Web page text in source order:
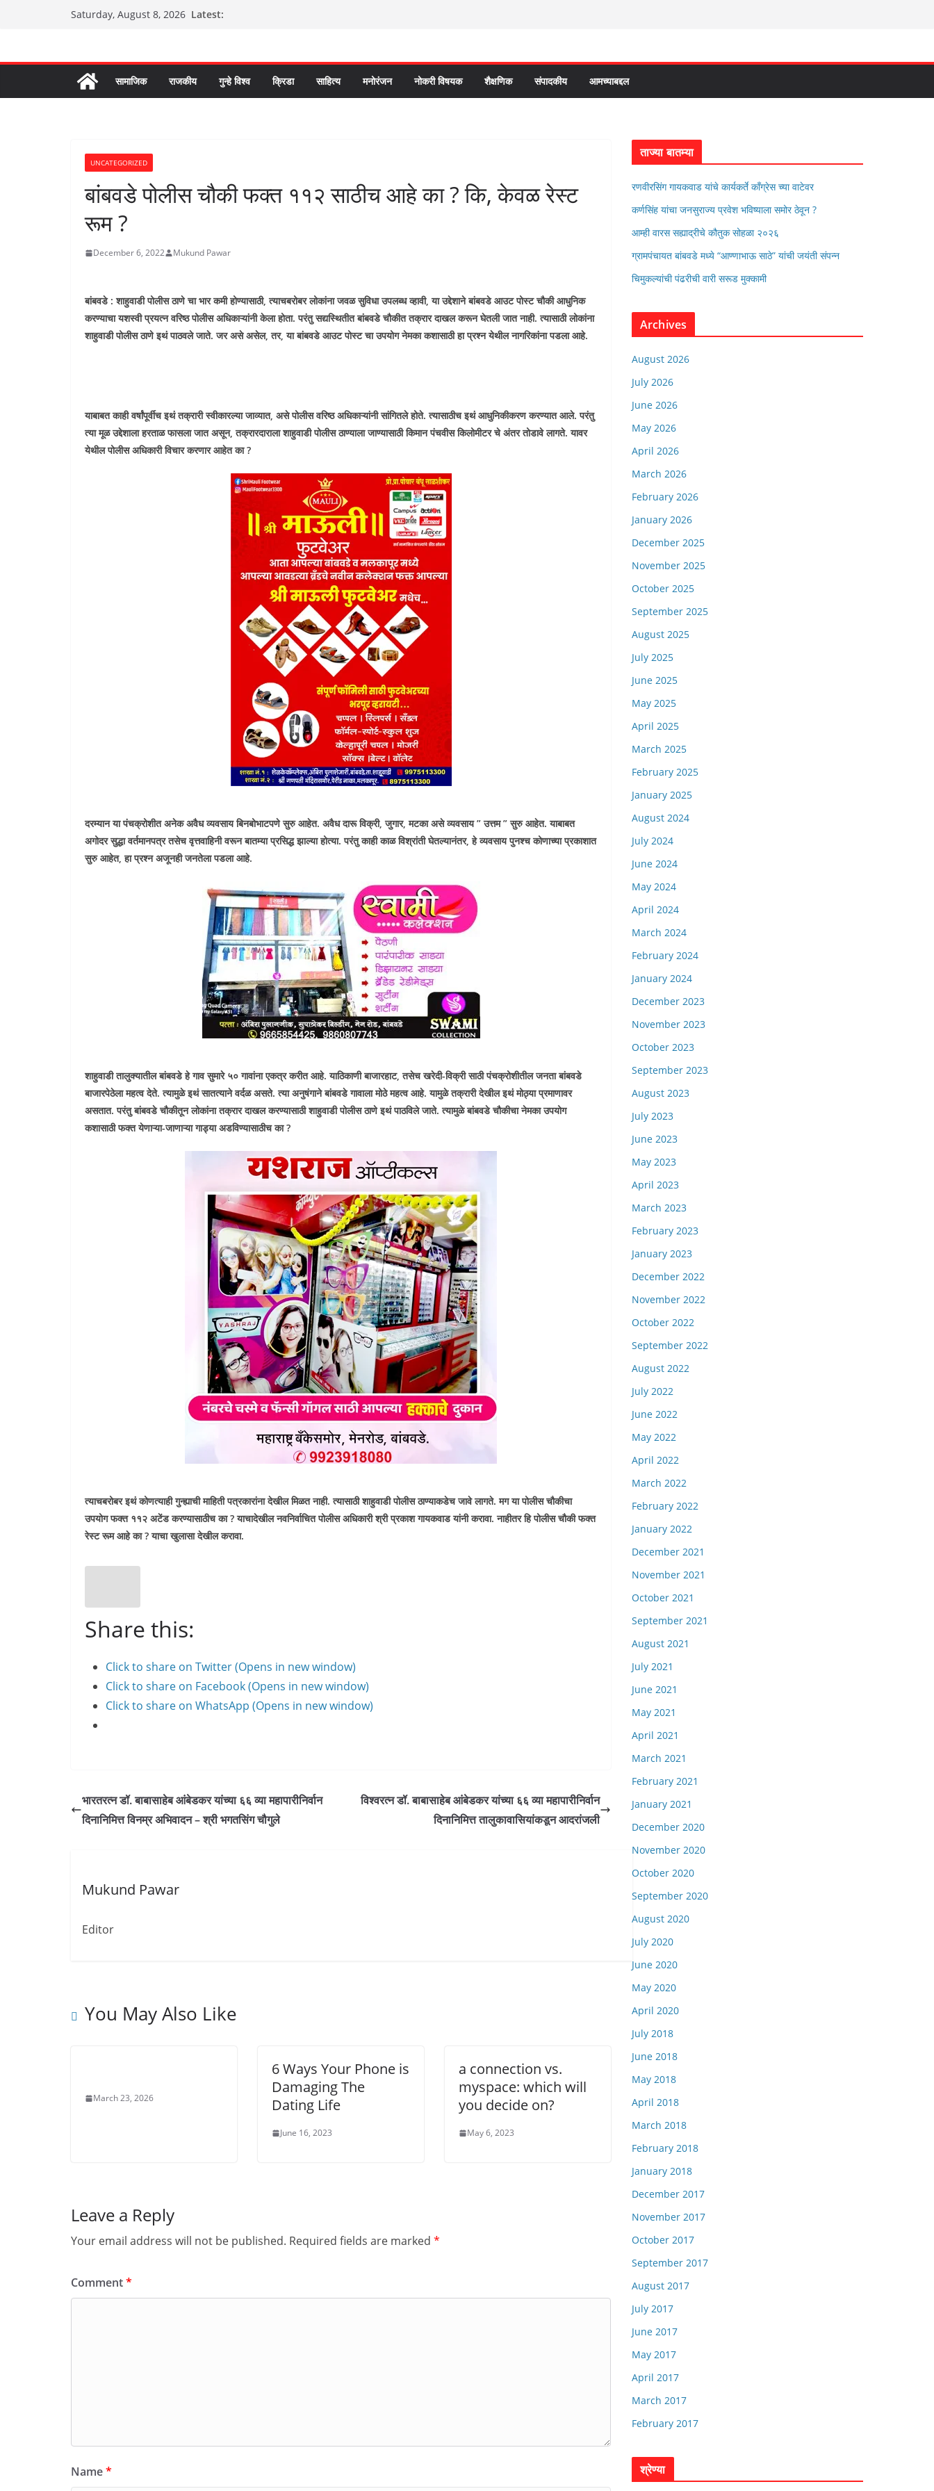
Saturday, August 8, 2026 Latest:
सामाजिक राजकीय गुन्हे विश्व क्रिडा साहित्य मनोरंजन नोकरी विषयक शैक्षणिक संपादकीय आमच्याबद्दल
UNCATEGORIZED
बांबवडे पोलीस चौकी फक्त ११२ साठीच आहे का ? कि, केवळ रेस्ट
रूम ?
December 6, 2022 Mukund Pawar
बांबवडे : शाहुवाडी पोलीस ठाणे चा भार कमी होण्यासाठी, त्याचबरोबर लोकांना जवळ सुविधा उपलब्ध व्हावी, या उद्देशाने बांबवडे आउट पोस्ट चौकी आधुनिक
करण्याचा यशस्वी प्रयत्न वरिष्ठ पोलीस अधिकाऱ्यांनी केला होता. परंतु सद्यस्थितीत बांबवडे चौकीत तक्रार दाखल करून घेतली जात नाही. त्यासाठी लोकांना
शाहुवाडी पोलीस ठाणे इथं पाठवले जाते. जर असे असेल, तर, या बांबवडे आउट पोस्ट चा उपयोग नेमका कशासाठी हा प्रश्न येथील नागरिकांना पडला आहे.
याबाबत काही वर्षांपूर्वीच इथं तक्रारी स्वीकारल्या जाव्यात, असे पोलीस वरिष्ठ अधिकाऱ्यांनी सांगितले होते. त्यासाठीच इथं आधुनिकीकरण करण्यात आले. परंतु
त्या मूळ उद्देशाला हरताळ फासला जात असून, तक्रारदाराला शाहुवाडी पोलीस ठाण्याला जाण्यासाठी किमान पंचवीस किलोमीटर चे अंतर तोडावे लागते. यावर
येथील पोलीस अधिकारी विचार करणार आहेत का ?
दरम्यान या पंचक्रोशीत अनेक अवैध व्यवसाय बिनबोभाटपणे सुरु आहेत. अवैध दारू विक्री, जुगार, मटका असे व्यवसाय ” उत्तम ” सुरु आहेत. याबाबत
अगोदर सुद्धा वर्तमानपत्र तसेच वृत्तवाहिनी वरून बातम्या प्रसिद्ध झाल्या होत्या. परंतु काही काळ विश्रांती घेतल्यानंतर, हे व्यवसाय पुनश्च कोणाच्या प्रकाशात
सुरु आहेत, हा प्रश्न अजूनही जनतेला पडला आहे.
शाहुवाडी तालुक्यातील बांबवडे हे गाव सुमारे ५० गावांना एकत्र करीत आहे. याठिकाणी बाजारहाट, तसेच खरेदी-विक्री साठी पंचक्रोशीतील जनता बांबवडे
बाजारपेठेला महत्व देते. त्यामुळे इथं सातत्याने वर्दळ असते. त्या अनुषंगाने बांबवडे गावाला मोठे महत्व आहे. यामुळे तक्रारी देखील इथं मोठ्या प्रमाणावर
असतात. परंतु बांबवडे चौकीतून लोकांना तक्रार दाखल करण्यासाठी शाहुवाडी पोलीस ठाणे इथं पाठविले जाते. त्यामुळे बांबवडे चौकीचा नेमका उपयोग
कशासाठी फक्त येणाऱ्या-जाणाऱ्या गाड्या अडविण्यासाठीच का ?
त्याचबरोबर इथं कोणत्याही गुन्ह्याची माहिती पत्रकारांना देखील मिळत नाही. त्यासाठी शाहुवाडी पोलीस ठाण्याकडेच जावे लागते. मग या पोलीस चौकीचा
उपयोग फक्त ११२ अटेंड करण्यासाठीच का ? याचादेखील नवनिर्वाचित पोलीस अधिकारी श्री प्रकाश गायकवाड यांनी करावा. नाहीतर हि पोलीस चौकी फक्त
रेस्ट रूम आहे का ? याचा खुलासा देखील करावा.
Share this:
Click to share on Twitter (Opens in new window)
Click to share on Facebook (Opens in new window)
Click to share on WhatsApp (Opens in new window)
भारतरत्न डॉ. बाबासाहेब आंबेडकर यांच्या ६६ व्या महापारीनिर्वान
दिनानिमित्त विनम्र अभिवादन – श्री भगतसिंग चौगुले
विश्वरत्न डॉ. बाबासाहेब आंबेडकर यांच्या ६६ व्या महापारीनिर्वान
दिनानिमित्त तालुकावासियांकडून आदरांजली
Mukund Pawar
Editor
You May Also Like
March 23, 2026
6 Ways Your Phone is
Damaging The
Dating Life
June 16, 2023
a connection vs.
myspace: which will
you decide on?
May 6, 2023
Leave a Reply
Your email address will not be published. Required fields are marked *
Comment*
Name*
ताज्या बातम्या
रणवीरसिंग गायकवाड यांचे कार्यकर्ते कॉंग्रेस च्या वाटेवर
कर्णसिंह यांचा जनसुराज्य प्रवेश भविष्याला समोर ठेवून ?
आम्ही वारस सह्याद्रीचे कौतुक सोहळा २०२६
ग्रामपंचायत बांबवडे मध्ये “आण्णाभाऊ साठे” यांची जयंती संपन्न
चिमुकल्यांची पंढरीची वारी सरूड मुक्कामी
Archives
August 2026
July 2026
June 2026
May 2026
April 2026
March 2026
February 2026
January 2026
December 2025
November 2025
October 2025
September 2025
August 2025
July 2025
June 2025
May 2025
April 2025
March 2025
February 2025
January 2025
August 2024
July 2024
June 2024
May 2024
April 2024
March 2024
February 2024
January 2024
December 2023
November 2023
October 2023
September 2023
August 2023
July 2023
June 2023
May 2023
April 2023
March 2023
February 2023
January 2023
December 2022
November 2022
October 2022
September 2022
August 2022
July 2022
June 2022
May 2022
April 2022
March 2022
February 2022
January 2022
December 2021
November 2021
October 2021
September 2021
August 2021
July 2021
June 2021
May 2021
April 2021
March 2021
February 2021
January 2021
December 2020
November 2020
October 2020
September 2020
August 2020
July 2020
June 2020
May 2020
April 2020
July 2018
June 2018
May 2018
April 2018
March 2018
February 2018
January 2018
December 2017
November 2017
October 2017
September 2017
August 2017
July 2017
June 2017
May 2017
April 2017
March 2017
February 2017
श्रेण्या